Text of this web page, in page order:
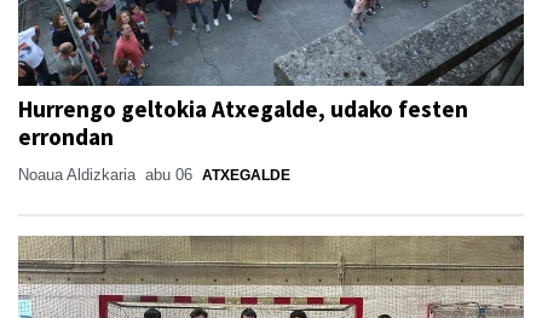
Hurrengo geltokia Atxegalde, udako festen
errondan
Noaua Aldizkaria abu 06 ATXEGALDE